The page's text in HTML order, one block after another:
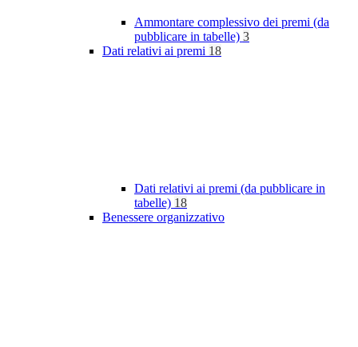
Ammontare complessivo dei premi (da
pubblicare in tabelle) 3
Dati relativi ai premi 18
Dati relativi ai premi (da pubblicare in
tabelle) 18
Benessere organizzativo